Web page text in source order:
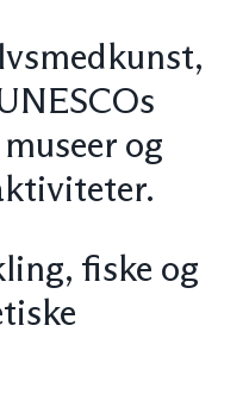
og
fiske og